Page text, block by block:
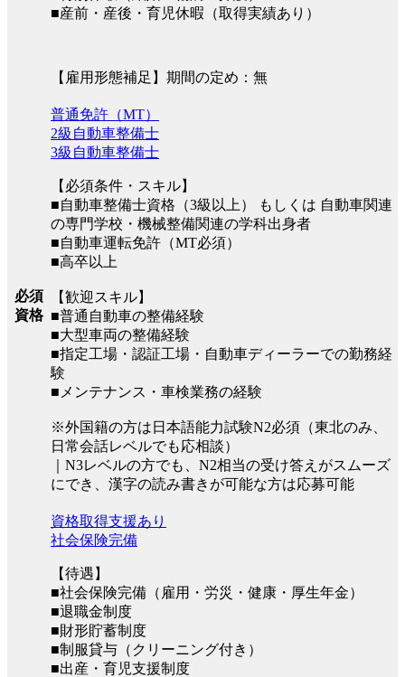
■産前・産後・育児休暇（取得実績あり）
【雇用形態補足】期間の定め：無
必須
資格
普通免許（MT）
2級自動車整備士
3級自動車整備士
【必須条件・スキル】
■自動車整備士資格（3級以上） もしくは 自動車関連
の専門学校・機械整備関連の学科出身者
■自動車運転免許（MT必須）
■高卒以上
【歓迎スキル】
■普通自動車の整備経験
■大型車両の整備経験
■指定工場・認証工場・自動車ディーラーでの勤務経
験
■メンテナンス・車検業務の経験
※外国籍の方は日本語能力試験N2必須（東北のみ、
日常会話レベルでも応相談）
｜N3レベルの方でも、N2相当の受け答えがスムーズ
にでき、漢字の読み書きが可能な方は応募可能
資格取得支援あり
社会保険完備
【待遇】
■社会保険完備（雇用・労災・健康・厚生年金）
■退職金制度
■財形貯蓄制度
■制服貸与（クリーニング付き）
■出産・育児支援制度